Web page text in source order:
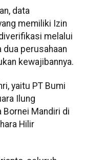
data
memiliki Izin
melalui
dua perusahaan
kewajibannya.
yaitu PT Bumi
Ilung
Bornei Mandiri di
Hilir